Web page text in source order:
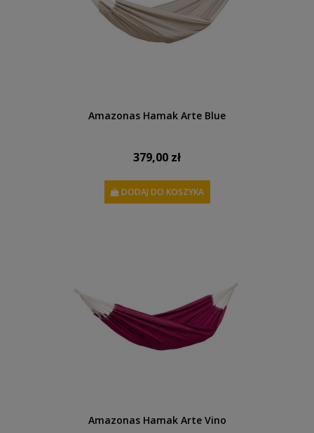
Amazonas Hamak Arte Blue
379,00 zł
DODAJ DO KOSZYKA
Amazonas Hamak Arte Vino